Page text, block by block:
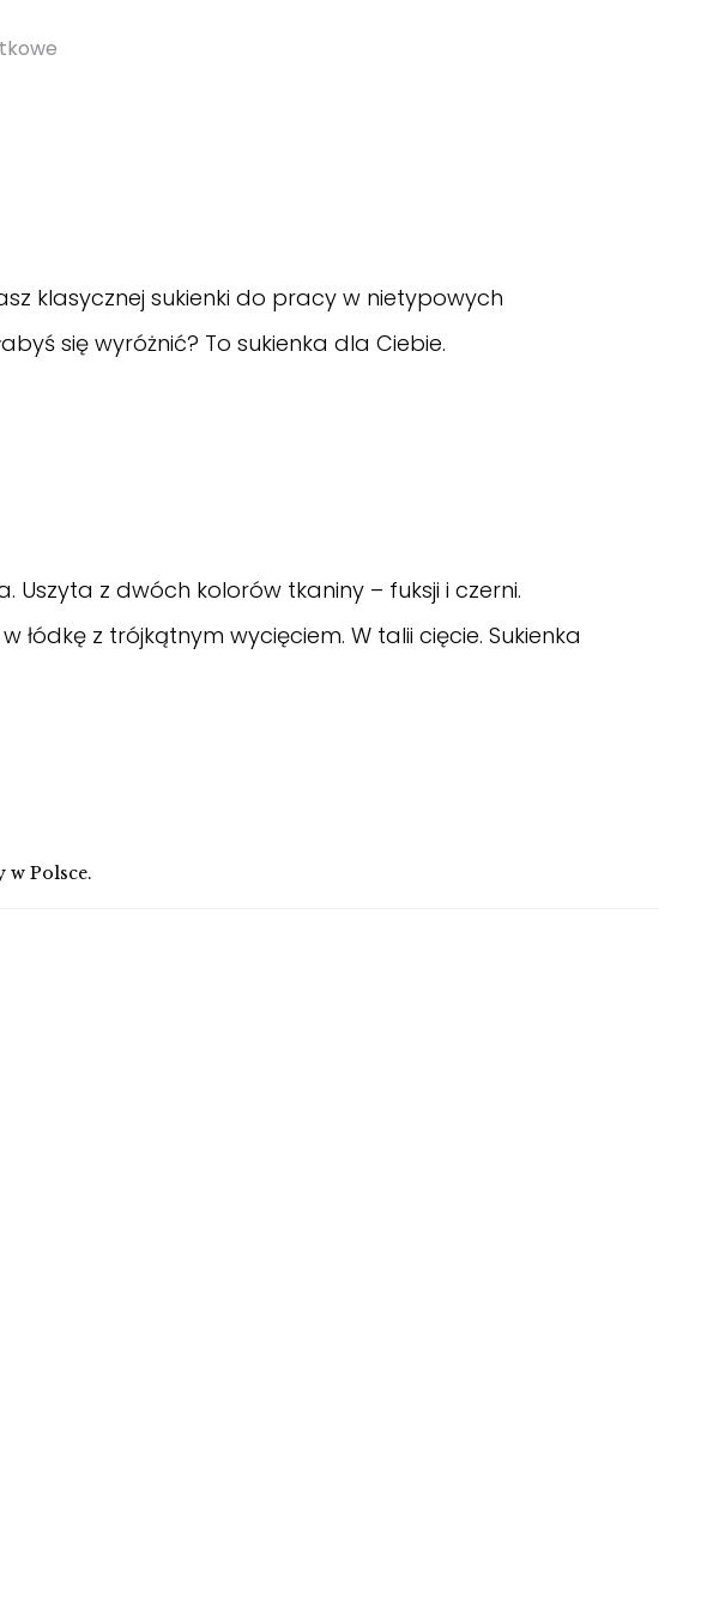
klasycznej sukienki do pracy w nietypowych
się wyróżnić? To sukienka dla Ciebie.
Uszyta z dwóch kolorów tkaniny – fuksji i czerni.
z trójkątnym wycięciem. W talii cięcie. Sukienka
Polsce.